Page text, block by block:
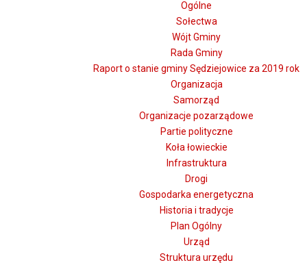
Ogólne
Sołectwa
Wójt Gminy
Rada Gminy
Raport o stanie gminy Sędziejowice za 2019 rok
Organizacja
Samorząd
Organizacje pozarządowe
Partie polityczne
Koła łowieckie
Infrastruktura
Drogi
Gospodarka energetyczna
Historia i tradycje
Plan Ogólny
Urząd
Struktura urzędu